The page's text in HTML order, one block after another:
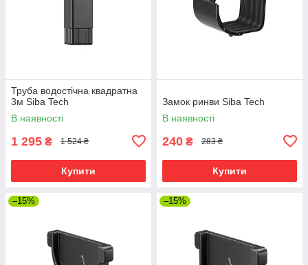
Труба водостічна квадратна
3м Siba Tech
В наявності
1 295 ₴ 1 524 ₴
Купити
Замок ринви Siba Tech
В наявності
240 ₴ 283 ₴
Купити
–15% –15%